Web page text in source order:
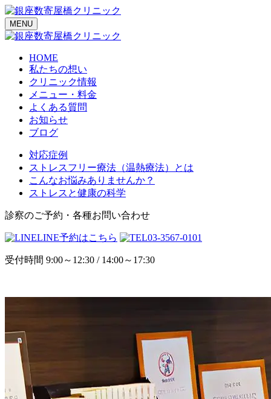
MENU
HOME
私たちの想い
クリニック情報
メニュー・料金
よくある質問
お知らせ
ブログ
対応症例
ストレスフリー療法（温熱療法）とは
こんなお悩みありませんか？
ストレスと健康の科学
診察のご予約・各種お問い合わせ
LINE予約はこちら 03-3567-0101
受付時間 9:00～12:30 / 14:00～17:30